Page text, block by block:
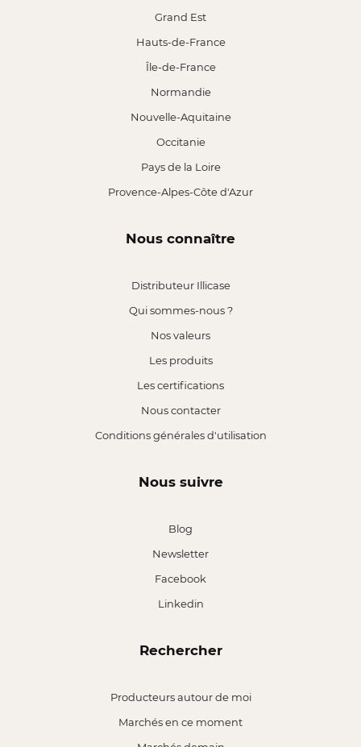
Grand Est
Hauts-de-France
Île-de-France
Normandie
Nouvelle-Aquitaine
Occitanie
Pays de la Loire
Provence-Alpes-Côte d'Azur
Nous connaître
Distributeur Illicase
Qui sommes-nous ?
Nos valeurs
Les produits
Les certifications
Nous contacter
Conditions générales d'utilisation
Nous suivre
Blog
Newsletter
Facebook
Linkedin
Rechercher
Producteurs autour de moi
Marchés en ce moment